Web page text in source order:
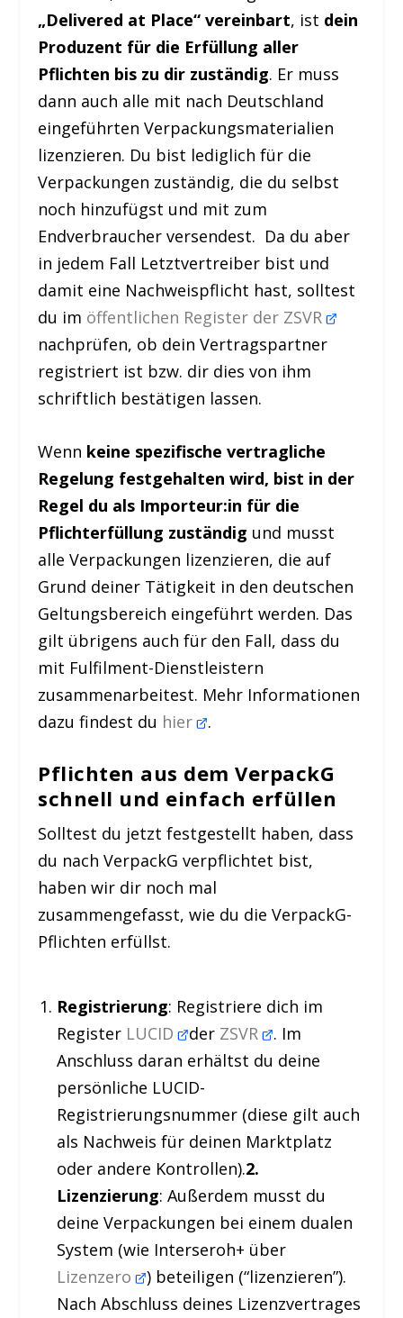
„Delivered at Place“ vereinbart, ist dein
Produzent für die Erfüllung aller
Pflichten bis zu dir zuständig. Er muss
dann auch alle mit nach Deutschland
eingeführten Verpackungsmaterialien
lizenzieren. Du bist lediglich für die
Verpackungen zuständig, die du selbst
noch hinzufügst und mit zum
Endverbraucher versendest. Da du aber
in jedem Fall Letztvertreiber bist und
damit eine Nachweispflicht hast, solltest
du im öffentlichen Register der ZSVR
nachprüfen, ob dein Vertragspartner
registriert ist bzw. dir dies von ihm
schriftlich bestätigen lassen.
Wenn keine spezifische vertragliche
Regelung festgehalten wird, bist in der
Regel du als Importeur:in für die
Pflichterfüllung zuständig und musst
alle Verpackungen lizenzieren, die auf
Grund deiner Tätigkeit in den deutschen
Geltungsbereich eingeführt werden. Das
gilt übrigens auch für den Fall, dass du
mit Fulfilment-Dienstleistern
zusammenarbeitest. Mehr Informationen
dazu findest du hier .
Pflichten aus dem VerpackG
schnell und einfach erfüllen
Solltest du jetzt festgestellt haben, dass
du nach VerpackG verpflichtet bist,
haben wir dir noch mal
zusammengefasst, wie du die VerpackG-
Pflichten erfüllst.
Registrierung: Registriere dich im
Register LUCID der ZSVR . Im
Anschluss daran erhältst du deine
persönliche LUCID-
Registrierungsnummer (diese gilt auch
als Nachweis für deinen Marktplatz
oder andere Kontrollen).2.
Lizenzierung: Außerdem musst du
deine Verpackungen bei einem dualen
System (wie Interseroh+ über
Lizenzero ) beteiligen (“lizenzieren”).
Nach Abschluss deines Lizenzvertrages